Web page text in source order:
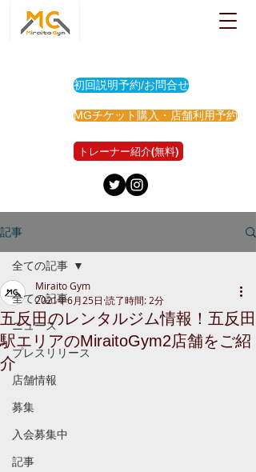
初回説明予約/お問合せ
MGチケット購入・店舗利用予約
トレーナー紹介(無料)
記事
全ての記事
ニュース
プレスリリース
店舗情報
募集
入会募集中
記事
全ての記事
五反田のレンタルジム情報！五反田
駅エリアのMiraitoGym2店舗をご紹
介
Miraito Gym
2021年6月25日 読了時間: 2分